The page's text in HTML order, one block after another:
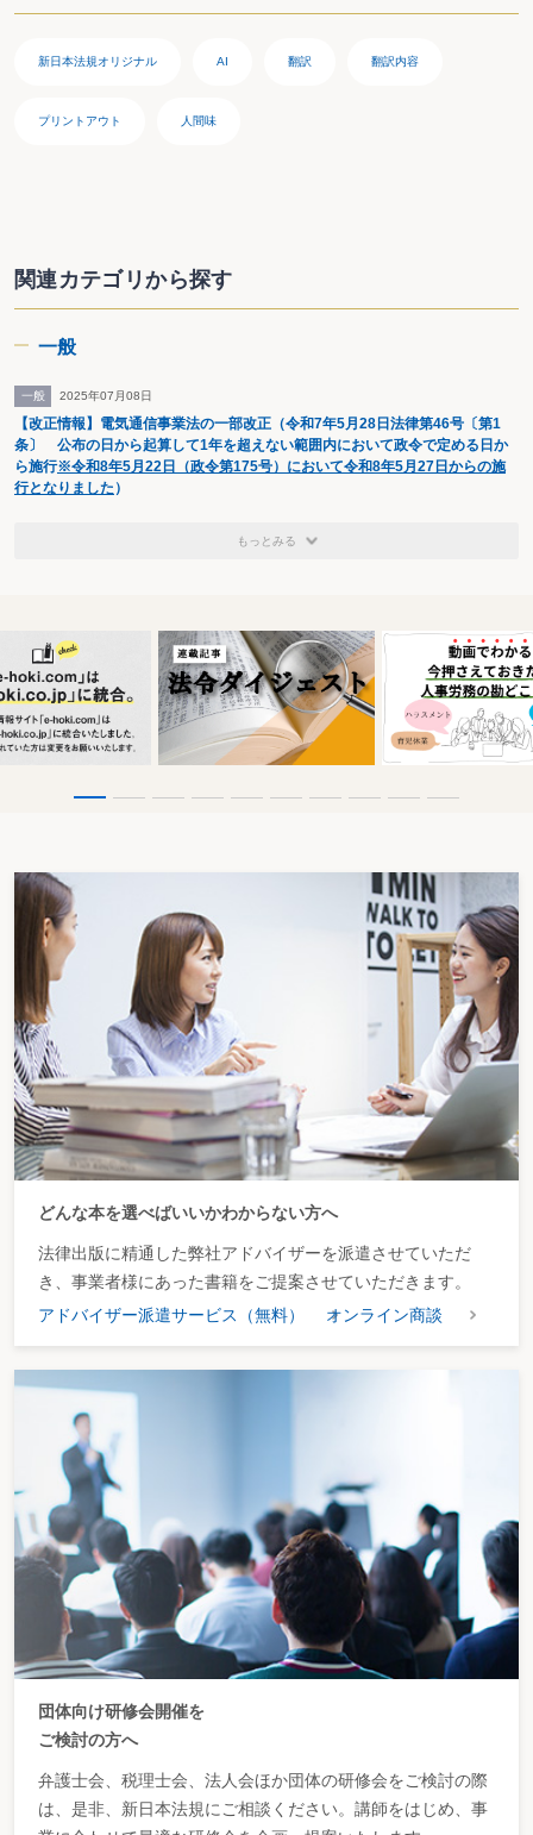
新日本法規オリジナル AI 翻訳 翻訳内容
プリントアウト 人間味
関連カテゴリから探す
一般
一般 2025年07月08日
【改正情報】電気通信事業法の一部改正（令和7年5月28日法律第46号〔第1
条〕 公布の日から起算して1年を超えない範囲内において政令で定める日か
ら施行※令和8年5月22日（政令第175号）において令和8年5月27日からの施
行となりました ）
もっとみる
どんな本を選べばいいかわからない方へ
法律出版に精通した弊社アドバイザーを派遣させていただ
き、事業者様にあった書籍をご提案させていただきます。
アドバイザー派遣サービス（無料）
オンライン商談
団体向け研修会開催を
ご検討の方へ
弁護士会、税理士会、法人会ほか団体の研修会をご検討の際
は、是非、新日本法規にご相談ください。講師をはじめ、事